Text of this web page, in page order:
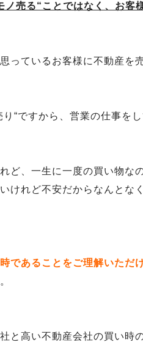
売る“ことではなく、お客
っているお客様に不動産を
“ですから、営業の仕事を
ど、一生に一度の買い物な
けれど不安だからなんとな
であることをご理解いただ
と高い不動産会社の買い時